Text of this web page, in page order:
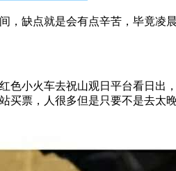
，缺点就是会有点辛苦，毕竟凌
色小火车去祝山观日平台看日
票，人很多但是只要不是去太